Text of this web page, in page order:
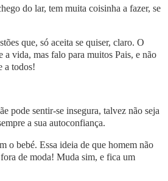
do lar, tem muita coisinha a fazer, se
que, só aceita se quiser, claro. O
vida, mas falo para muitos Pais, e não
a todos!
pode sentir-se insegura, talvez não seja
a sua autoconfiança.
o bebé. Essa ideia de que homem não
de moda! Muda sim, e fica um